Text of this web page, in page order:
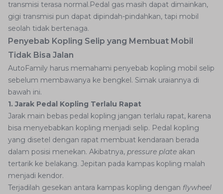
transmisi terasa normal.Pedal gas masih dapat dimainkan,
gigi transmisi pun dapat dipindah-pindahkan, tapi mobil
seolah tidak bertenaga.
Penyebab Kopling Selip yang Membuat Mobil
Tidak Bisa Jalan
AutoFamily harus memahami penyebab kopling mobil selip
sebelum membawanya ke bengkel. Simak uraiannya di
bawah ini.
1. Jarak Pedal Kopling Terlalu Rapat
Jarak main bebas pedal kopling jangan terlalu rapat, karena
bisa menyebabkan kopling menjadi selip. Pedal kopling
yang disetel dengan rapat membuat kendaraan berada
dalam posisi menekan. Akibatnya, pressure plate akan
tertarik ke belakang. Jepitan pada kampas kopling malah
menjadi kendor.
Terjadilah gesekan antara kampas kopling dengan flywheel